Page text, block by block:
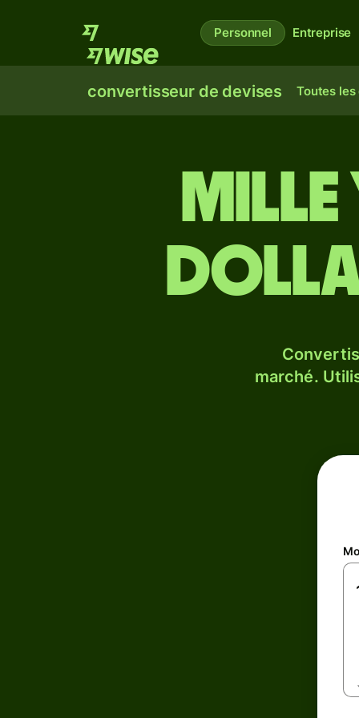
Personnel Entreprise
convertisseur de devises Toutes les
mille
marché.